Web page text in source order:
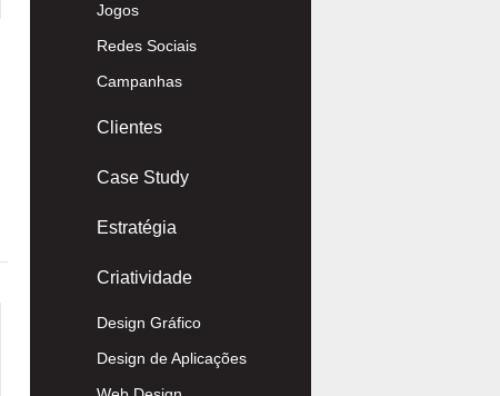
Jogos
Redes Sociais
Campanhas
Clientes
Case Study
Estratégia
Criatividade
Design Gráfico
Design de Aplicações